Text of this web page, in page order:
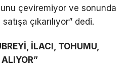
çeviremiyor ve sonunda
çıkarılıyor” dedi.
İLACI, TOHUMU,